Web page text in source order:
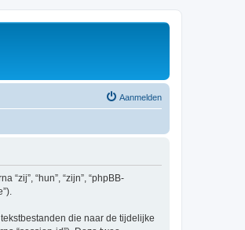
Aanmelden
“zij”, “hun”, “zijn”, “phpBB-
die naar de tijdelijke